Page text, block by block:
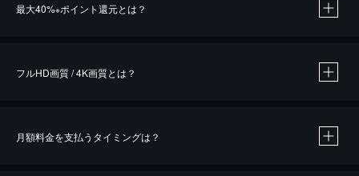
最大40%※ポイント還元とは？
※40％ポイント還元の対象は、クレジットカード決済による作品の購入 / レンタルです。
フルHD画質 / 4K画質とは？
月額料金を支払うタイミングは？